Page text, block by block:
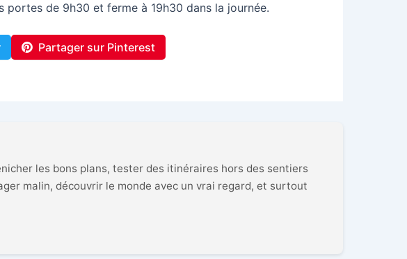
portes de 9h30 et ferme à 19h30 dans la journée.
Partager sur Pinterest
les bons plans, tester des itinéraires hors des sentiers
malin, découvrir le monde avec un vrai regard, et surtout